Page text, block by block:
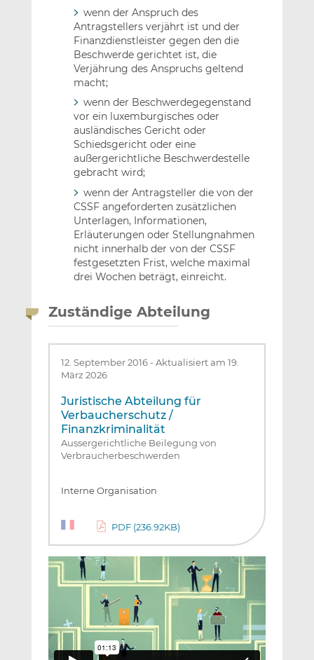
wenn der Anspruch des
Antragstellers verjährt ist und der
Finanzdienstleister gegen den die
Beschwerde gerichtet ist, die
Verjährung des Anspruchs geltend
macht;
wenn der Beschwerdegegenstand
vor ein luxemburgisches oder
ausländisches Gericht oder
Schiedsgericht oder eine
außergerichtliche Beschwerdestelle
gebracht wird;
wenn der Antragsteller die von der
CSSF angeforderten zusätzlichen
Unterlagen, Informationen,
Erläuterungen oder Stellungnahmen
nicht innerhalb der von der CSSF
festgesetzten Frist, welche maximal
drei Wochen beträgt, einreicht.
Zuständige Abteilung
12. September 2016-Aktualisiert am 19.
März 2026
Juristische Abteilung für
Verbaucherschutz /
Finanzkriminalität
Aussergerichtliche Beilegung von
Verbraucherbeschwerden
Interne Organisation
PDF (236.92KB)